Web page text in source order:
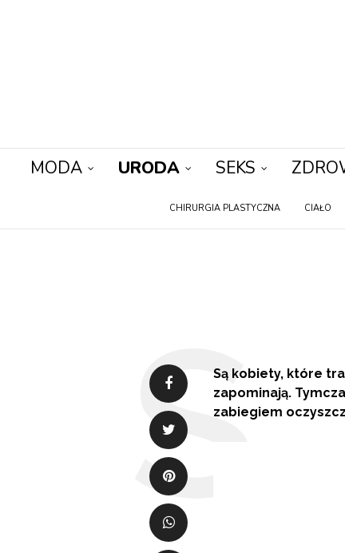
MODA URODA SEKS
CHIRURGIA PLASTYCZNA CIAŁO
Są kobiety, które
zapominają.
zabiegiem